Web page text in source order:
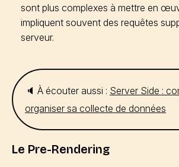
sont plus complexes à mettre en
impliquent souvent des requêtes
serveur.
🔈 À écouter aussi : Server Side :
organiser sa collecte de données
Le Pre-Rendering